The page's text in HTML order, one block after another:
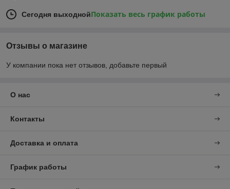
Сегодня выходнойПоказать весь график работы
Отзывы о магазине
У компании пока нет отзывов, добавьте первый
О нас
Контакты
Доставка и оплата
График работы